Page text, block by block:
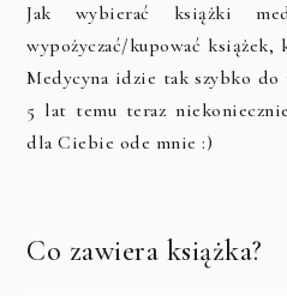
Jak wybierać książki
wypożyczać/kupować
Medycyna idzie tak szybko do
5 lat temu teraz
dla Ciebie ode mnie :)
Co zawiera książka?